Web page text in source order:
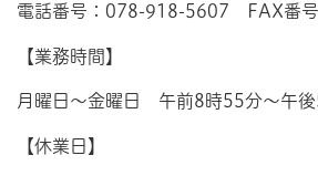
電話番号：078-918-5607 FAX番
【業務時間】
月曜日～金曜日 午前8時55分～午
【休業日】